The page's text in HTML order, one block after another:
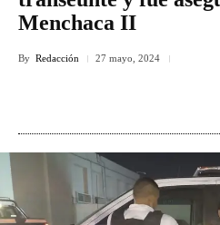
Menchaca II
By Redacción 27 mayo, 2024